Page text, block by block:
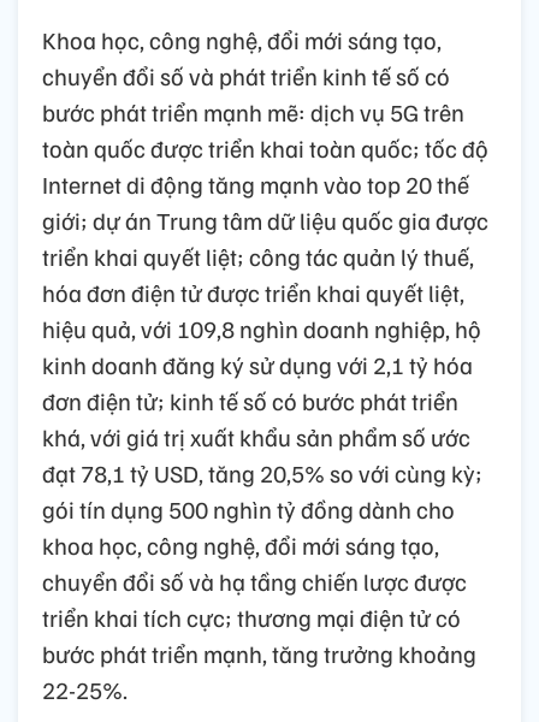
Khoa học, công nghệ, đổi mới sáng tạo,
chuyển đổi số và phát triển kinh tế số có
bước phát triển mạnh mẽ: dịch vụ 5G trên
toàn quốc được triển khai toàn quốc; tốc độ
Internet di động tăng mạnh vào top 20 thế
giới; dự án Trung tâm dữ liệu quốc gia được
triển khai quyết liệt; công tác quản lý thuế,
hóa đơn điện tử được triển khai quyết liệt,
hiệu quả, với 109,8 nghìn doanh nghiệp, hộ
kinh doanh đăng ký sử dụng với 2,1 tỷ hóa
đơn điện tử; kinh tế số có bước phát triển
khá, với giá trị xuất khẩu sản phẩm số ước
đạt 78,1 tỷ USD, tăng 20,5% so với cùng kỳ;
gói tín dụng 500 nghìn tỷ đồng dành cho
khoa học, công nghệ, đổi mới sáng tạo,
chuyển đổi số và hạ tầng chiến lược được
triển khai tích cực; thương mại điện tử có
bước phát triển mạnh, tăng trưởng khoảng
22-25%.